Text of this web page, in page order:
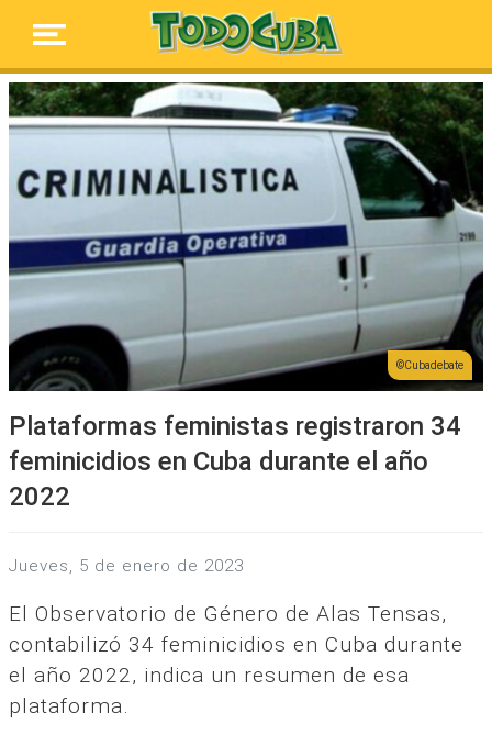
Cubadebate
Plataformas feministas registraron 34
feminicidios en Cuba durante el año
2022
jueves, 5 de enero de 2023
El Observatorio de Género de Alas Tensas,
contabilizó 34 feminicidios en Cuba durante
el año 2022, indica un resumen de esa
plataforma.